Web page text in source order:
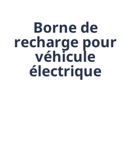
Borne de
recharge pour
véhicule
électrique